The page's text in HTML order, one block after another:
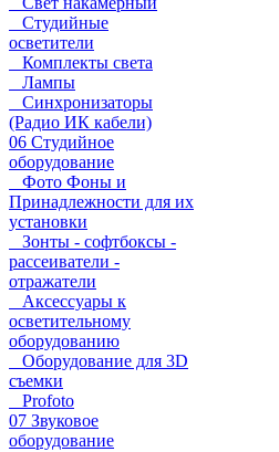
Студийные
осветители
Комплекты света
Лампы
Синхронизаторы
(Радио ИК кабели)
06 Студийное
оборудование
Фото Фоны и
Принадлежности для их
установки
Зонты - софтбоксы -
рассеиватели -
отражатели
Аксессуары к
осветительному
оборудованию
Оборудование для 3D
съемки
Profoto
07 Звуковое
оборудование